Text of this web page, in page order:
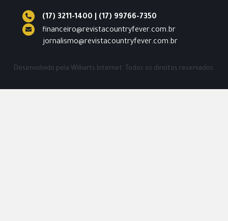
(17) 3211-1400
(17) 99766-7350
financeiro@revistacountryfever.com.br
jornalismo@revistacountryfever.com.br
Desenvolvido pela Williarts Internet. Todos os direitos reservados.